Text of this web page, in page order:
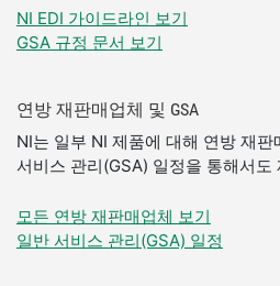
NI EDI 가이드라인 보기
GSA 규정 문서 보기
연방 재판매업체 및 GSA
NI는 일부 NI 제품에 대해 연방 재
서비스 관리(GSA) 일정을 통해서도
모든 연방 재판매업체 보기
일반 서비스 관리(GSA) 일정